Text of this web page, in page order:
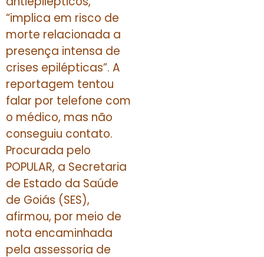
“implica em risco de
morte relacionada a
presença intensa de
crises epilépticas”. A
reportagem tentou
falar por telefone com
o médico, mas não
conseguiu contato.
Procurada pelo
POPULAR, a Secretaria
de Estado da Saúde
de Goiás (SES),
afirmou, por meio de
nota encaminhada
pela assessoria de